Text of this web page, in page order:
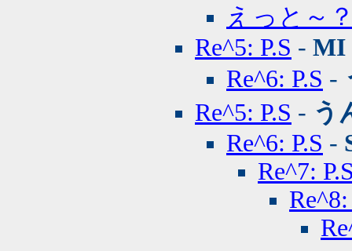
えっと～
Re^5: P.S - MI
Re^6: P.S -
Re^5: P.S - う
Re^6: P.S -
Re^7:
Re^8: